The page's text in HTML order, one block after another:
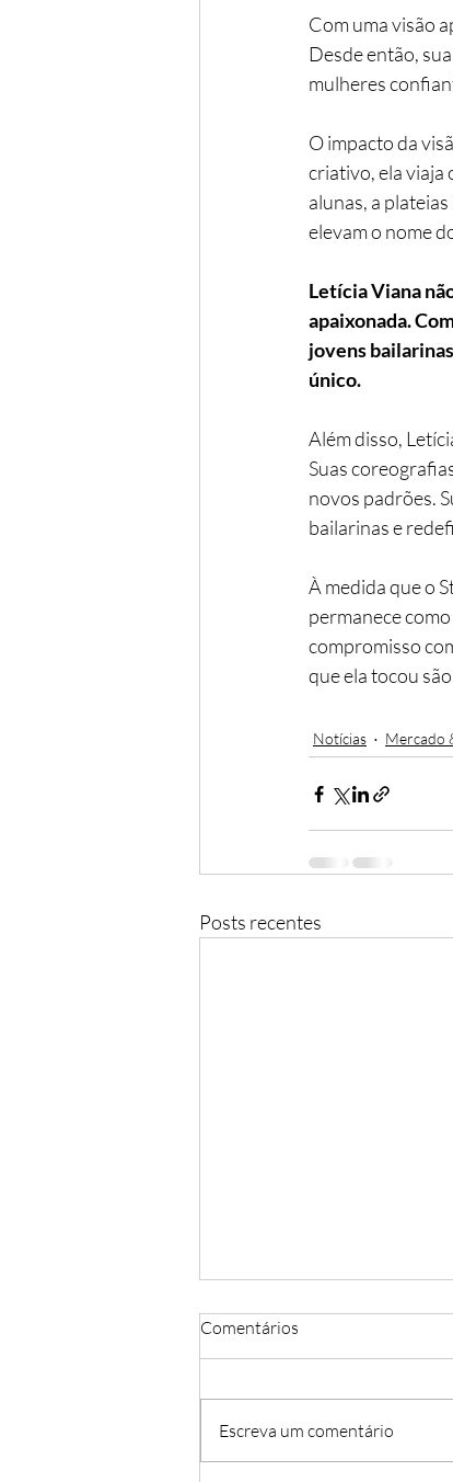
Com uma visão
Desde então,
mulheres
O impacto da
criativo, ela viaja
alunas, a
elevam o nome
Letícia Viana
apaixonada.
jovens
único.
Além disso,
Suas
novos padrões.
bailarinas e
À medida que o
permanece
compromisso
que ela tocou
Notícias Mercado
Posts recentes
História do Balé
Comentários
Escreva um comentário